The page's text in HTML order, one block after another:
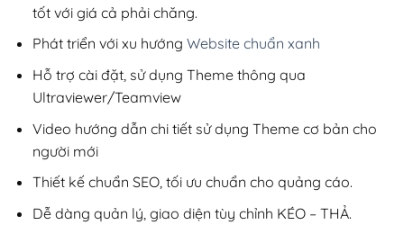
tốt với giá cả phải chăng.
Phát triển với xu hướng Website chuẩn xanh
Hỗ trợ cài đặt, sử dụng Theme thông qua
Ultraviewer/Teamview
Video hướng dẫn chi tiết sử dụng Theme cơ bản cho
người mới
Thiết kế chuẩn SEO, tối ưu chuẩn cho quảng cáo.
Dễ dàng quản lý, giao diện tùy chỉnh KÉO – THẢ.